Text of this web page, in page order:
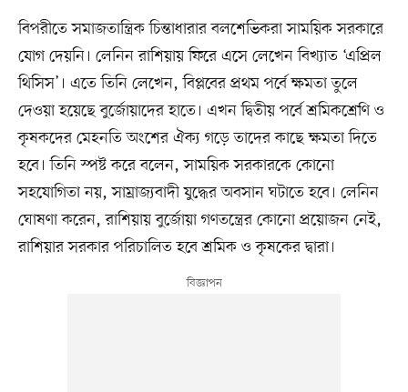
বিপরীতে সমাজতান্ত্রিক চিন্তাধারার বলশেভিকরা সাময়িক সরকারে
যোগ দেয়নি। লেনিন রাশিয়ায় ফিরে এসে লেখেন বিখ্যাত ‘এপ্রিল
থিসিস’। এতে তিনি লেখেন, বিপ্লবের প্রথম পর্বে ক্ষমতা তুলে
দেওয়া হয়েছে বুর্জোয়াদের হাতে। এখন দ্বিতীয় পর্বে শ্রমিকশ্রেণি ও
কৃষকদের মেহনতি অংশের ঐক্য গড়ে তাদের কাছে ক্ষমতা দিতে
হবে। তিনি স্পষ্ট করে বলেন, সাময়িক সরকারকে কোনো
সহযোগিতা নয়, সাম্রাজ্যবাদী যুদ্ধের অবসান ঘটাতে হবে। লেনিন
ঘোষণা করেন, রাশিয়ায় বুর্জোয়া গণতন্ত্রের কোনো প্রয়োজন নেই,
রাশিয়ার সরকার পরিচালিত হবে শ্রমিক ও কৃষকের দ্বারা।